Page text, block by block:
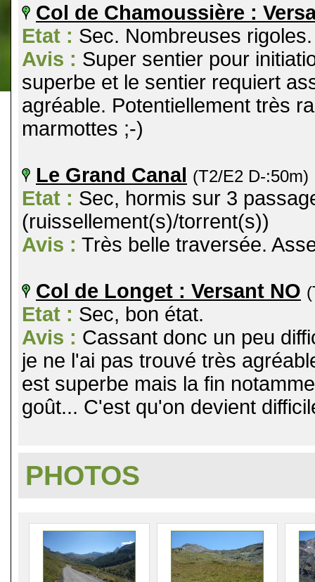
Col de Chamoussière :
Etat : Sec. Nombreuses rigoles.
Avis : Super sentier pour
superbe et le sentier requiert
agréable. Potentiellement très
marmottes ;-)
Le Grand Canal (T2/E2 D-:50m)
Etat : Sec, hormis sur 3
(ruissellement(s)/torrent(s))
Avis : Très belle traversée.
Col de Longet : Versant NO
Etat : Sec, bon état.
Avis : Cassant donc un peu
je ne l'ai pas trouvé très
est superbe mais la fin
goût... C'est qu'on devient
PHOTOS